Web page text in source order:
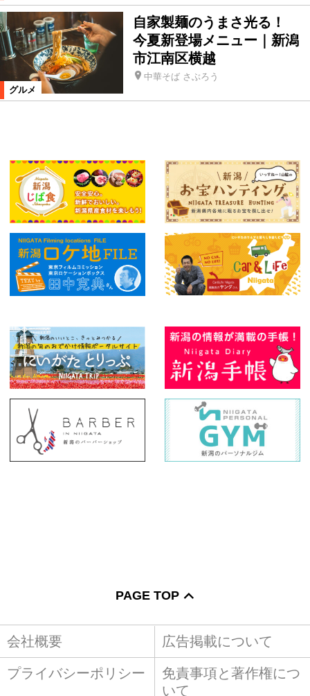
グルメ
自家製麺のうまさ光る！
今夏新登場メニュー｜新潟
市江南区横越
中華そば さぶろう
PAGE TOP
会社概要 広告掲載について
プライバシーポリシー
免責事項と著作権につ
いて